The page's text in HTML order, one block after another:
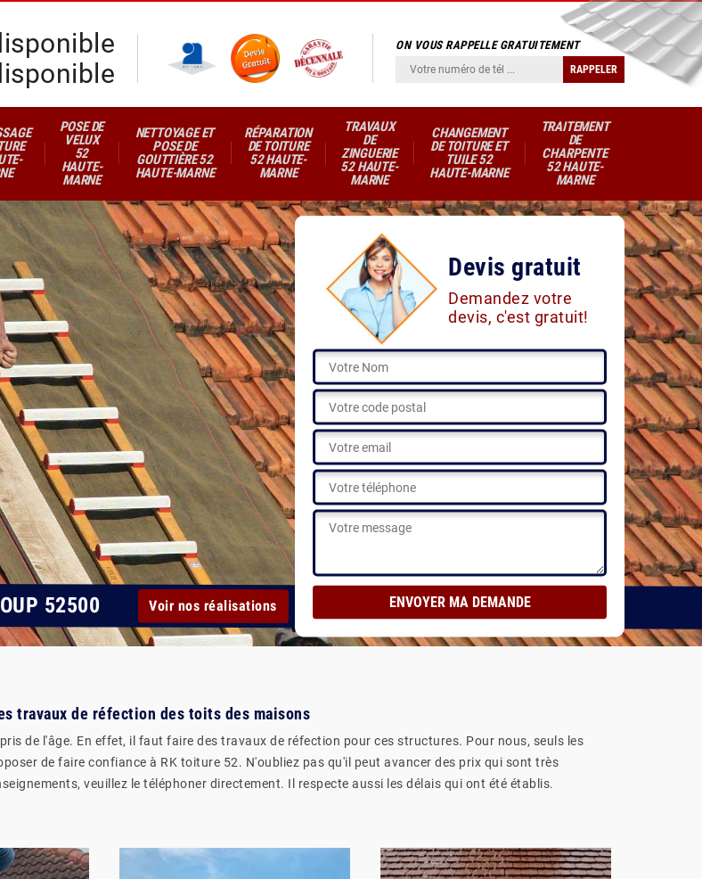
ON VOUS RAPPELLE GRATUITEMENT
POSE DE
VELUX
52
HAUTE-
MARNE
NETTOYAGE ET
POSE DE
GOUTTIÈRE 52
HAUTE-MARNE
RÉPARATION
DE TOITURE
52 HAUTE-
MARNE
TRAVAUX
DE
ZINGUERIE
52 HAUTE-
MARNE
CHANGEMENT
DE TOITURE ET
TUILE 52
HAUTE-MARNE
TRAITEMENT
DE
CHARPENTE
52 HAUTE-
MARNE
Devis gratuit
Demandez votre
devis, c'est gratuit!
52500 Voir nos réalisations
travaux de réfection des toits des maisons
de l'âge. En effet, il faut faire des travaux de réfection pour ces structures. Pour nous, seuls les
de faire confiance à RK toiture 52. N'oubliez pas qu'il peut avancer des prix qui sont très
veuillez le téléphoner directement. Il respecte aussi les délais qui ont été établis.